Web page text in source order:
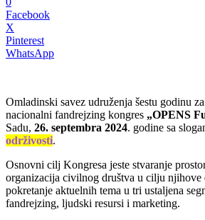
Facebook
X
Pinterest
WhatsApp
Omladinski savez udruženja šestu godinu
nacionalni fandrejzing kongres „OPENS
Sadu, 26. septembra 2024. godine sa
održivosti.
Osnovni cilj Kongresa jeste stvaranje
organizacija civilnog društva u cilju
pokretanje aktuelnih tema u tri ustaljena
fandrejzing, ljudski resursi i marketing.